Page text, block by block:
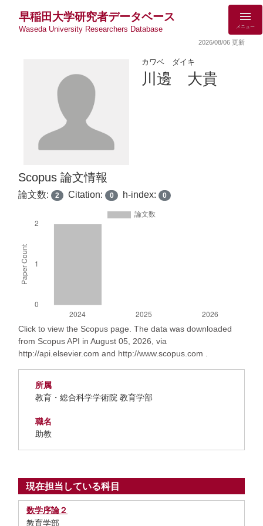
早稲田大学研究者データベース
Waseda University Researchers Database メニュー
2026/08/06 更新
カワベ ダイキ
川邊 大貴
Scopus 論文情報
論文数: 2 Citation: 0 h-index: 0
Click to view the Scopus page. The data was downloaded
from Scopus API in August 05, 2026, via
http://api.elsevier.com and http://www.scopus.com .
所属
教育・総合科学学術院 教育学部
職名
助教
現在担当している科目
数学序論２
教育学部